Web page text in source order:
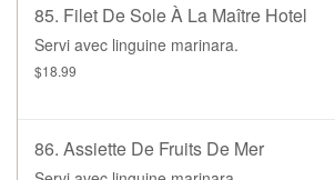
85. Filet De Sole À La Maître Hotel
Servi avec linguine marinara.
$18.99
86. Assiette De Fruits De Mer